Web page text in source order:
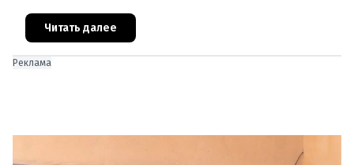
международных организаций, которые
Читать далее
Реклама